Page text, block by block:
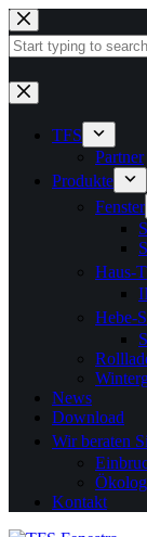
Zum
Inhalt
springen
Keine
Ergebnisse
TFS
Partner
Produkte
Fenster
Haus-
Hebe-
News
Download
Wir beraten
Kontakt